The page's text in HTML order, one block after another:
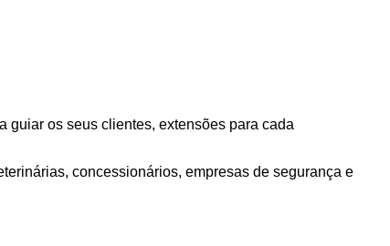
guiar os seus clientes, extensões para cada
concessionários, empresas de segurança e